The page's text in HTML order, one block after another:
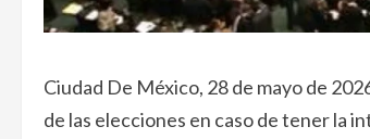
Ciudad De México, 28 de mayo de
de las elecciones en caso de tener la